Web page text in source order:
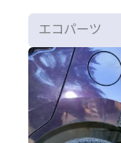
エコパーツ